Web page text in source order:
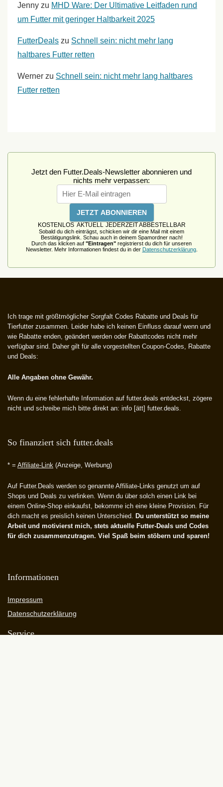
Jenny zu MHD Ware: Der Ultimative Leitfaden rund
um Futter mit geringer Haltbarkeit 2025
FutterDeals zu Schnell sein: nicht mehr lang
haltbares Futter retten
Werner zu Schnell sein: nicht mehr lang haltbares
Futter retten
Jetzt den Futter.Deals-Newsletter abonnieren und
nichts mehr verpassen:
KOSTENLOS AKTUELL JEDERZEIT ABBESTELLBAR
Sobald du dich einträgst, schicken wir dir eine Mail mit einem
Bestätigungslink. Schau auch in deinem Spamordner nach!
Durch das klicken auf "Eintragen" registrierst du dich für unseren
Newsletter. Mehr Informationen findest du in der Datenschutzerklärung.
Ich trage mit größtmöglicher Sorgfalt Codes Rabatte und Deals für
Tierfutter zusammen. Leider habe ich keinen Einfluss darauf wenn und
wie Rabatte enden, geändert werden oder Rabattcodes nicht mehr
verfügbar sind. Daher gilt für alle vorgestellten Coupon-Codes, Rabatte
und Deals:
Alle Angaben ohne Gewähr.
Wenn du eine fehlerhafte Information auf futter.deals entdeckst, zögere
nicht und schreibe mich bitte direkt an: info [ätt] futter.deals.
So finanziert sich futter.deals
* = Affiliate-Link (Anzeige, Werbung)
Auf Futter.Deals werden so genannte Affiliate-Links genutzt um auf
Shops und Deals zu verlinken. Wenn du über solch einen Link bei
einem Online-Shop einkaufst, bekomme ich eine kleine Provision. Für
dich macht es preislich keinen Unterschied. Du unterstützt so meine
Arbeit und motivierst mich, stets aktuelle Futter-Deals und Codes
für dich zusammenzutragen. Viel Spaß beim stöbern und sparen!
Informationen
Impressum
Datenschutzerklärung
Service